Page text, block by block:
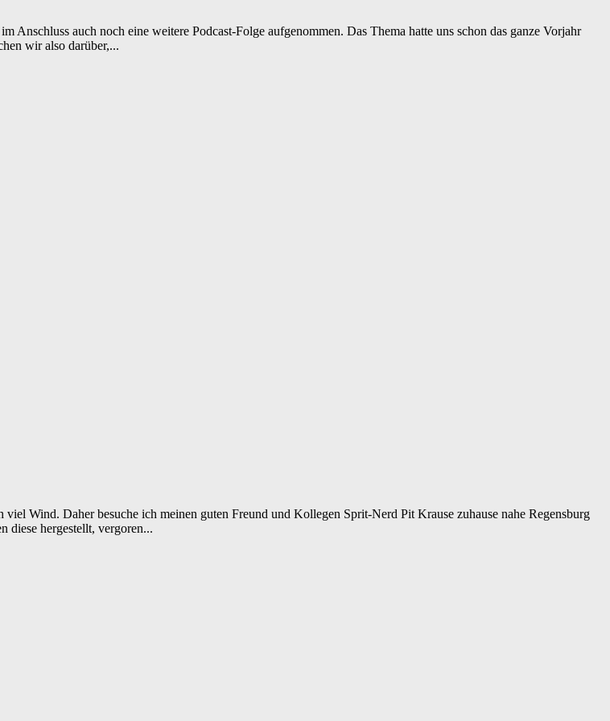
Anschluss auch noch eine weitere Podcast-Folge aufgenommen. Das Thema hatte uns schon das ganze Vorjahr
wir also darüber,...
Wind. Daher besuche ich meinen guten Freund und Kollegen Sprit-Nerd Pit Krause zuhause nahe Regensburg
diese hergestellt, vergoren...